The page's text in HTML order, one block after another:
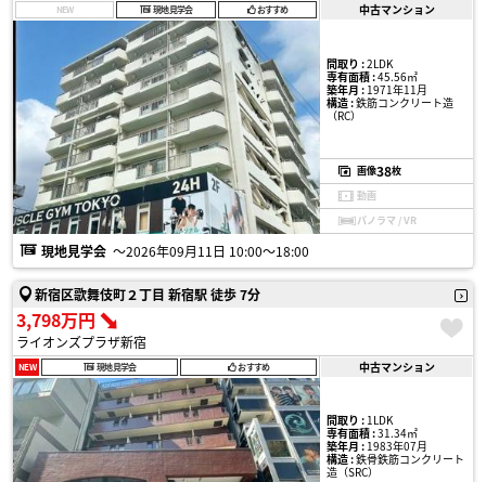
NEW 現地見学会 おすすめ 中古マンション
間取り :2LDK
専有面積 :45.56㎡
築年月 :1971年11月
構造 :鉄筋コンクリート造
（RC）
画像38枚
動画
パノラマ / VR
現地見学会 〜2026年09月11日 10:00〜18:00
新宿区歌舞伎町２丁目 新宿駅 徒歩 7分
3,798万円
ライオンズプラザ新宿
NEW 現地見学会 おすすめ 中古マンション
間取り :1LDK
専有面積 :31.34㎡
築年月 :1983年07月
構造 :鉄骨鉄筋コンクリート
造（SRC）